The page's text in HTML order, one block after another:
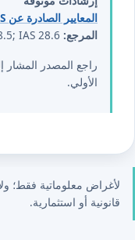
المعايير الصادرة عن IFRS
المرجع:
راجع المصدر المشار
الأولي.
لأغراض معلوماتية فقط؛
قانونية أو استثمارية.